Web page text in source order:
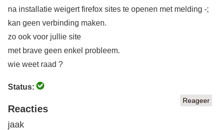
na installatie weigert firefox sites te openen met melding -;
kan geen verbinding maken.
zo ook voor jullie site
met brave geen enkel probleem.
wie weet raad ?
Status:
Reageer
Reacties
jaak